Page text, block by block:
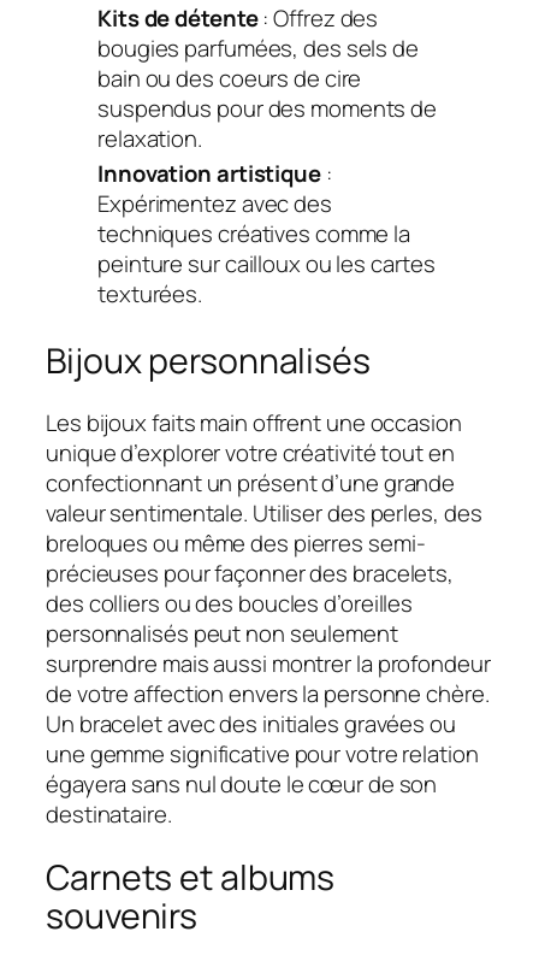
Kits de détente: Offrez des
bougies parfumées, des sels de
bain ou des coeurs de cire
suspendus pour des moments de
relaxation.
Innovation artistique:
Expérimentez avec des
techniques créatives comme la
peinture sur cailloux ou les cartes
texturées.
Bijoux personnalisés
Les bijoux faits main offrent une occasion
unique d’explorer votre créativité tout en
confectionnant un présent d’une grande
valeur sentimentale. Utiliser des perles, des
breloques ou même des pierres semi-
précieuses pour façonner des bracelets,
des colliers ou des boucles d’oreilles
personnalisés peut non seulement
surprendre mais aussi montrer la profondeur
de votre affection envers la personne chère.
Un bracelet avec des initiales gravées ou
une gemme significative pour votre relation
égayera sans nul doute le cœur de son
destinataire.
Carnets et albums
souvenirs